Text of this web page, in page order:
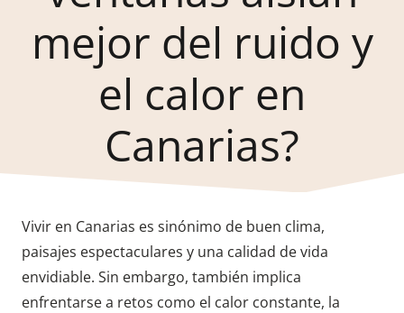
mejor del ruido y
el calor en
Canarias?
Vivir en Canarias es sinónimo de buen clima,
paisajes espectaculares y una calidad de vida
envidiable. Sin embargo, también implica
enfrentarse a retos como el calor constante, la